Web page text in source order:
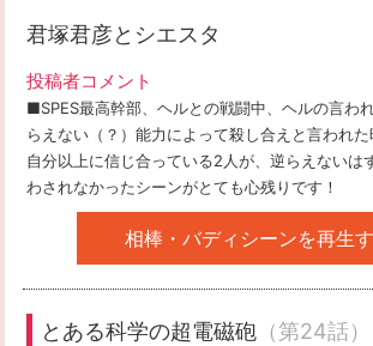
君塚君彦とシエスタ
投稿者コメント
■SPES最高幹部、ヘルとの戦闘中、ヘルの言わ
らえない（？）能力によって殺し合えと言われ
自分以上に信じ合っている2人が、逆らえないは
わされなかったシーンがとても心残りです！
相棒・バディシーンを再生す
とある科学の超電磁砲 （第24話）